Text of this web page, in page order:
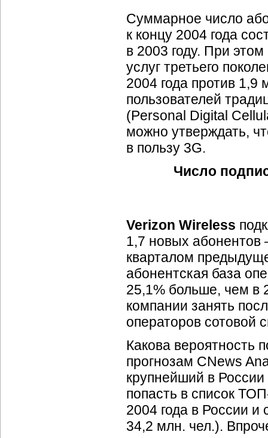
Суммарное число
к концу 2004 года
в 2003 году. При
услуг третьего
2004 года против 1,9
пользователей
(Personal Digital
можно утверждать,
в пользу 3G.
Число
Verizon Wireless
1,7 новых
кварталом
абонентская база
25,1% больше, чем в
компании занять
операторов сотовой
Какова вероятность
прогнозам CNews
крупнейший в
попасть в список
2004 года в России и
34,2 млн. чел.).